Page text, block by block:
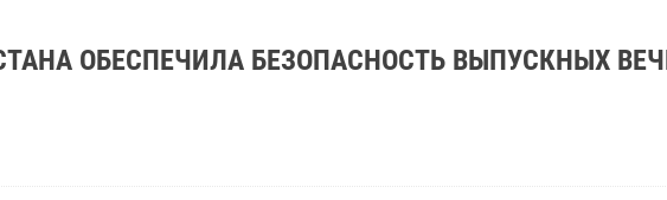
ОБЕСПЕЧИЛА БЕЗОПАСНОСТЬ ВЫПУСКНЫХ